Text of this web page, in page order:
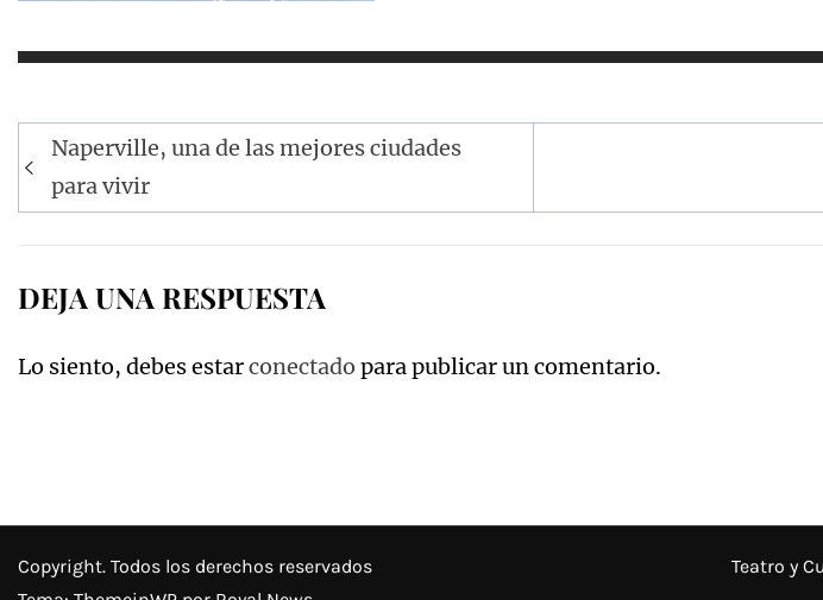
Navegación
de
entradas
Naperville, una de las mejores ciudades
para vivir
DEJA UNA RESPUESTA
Lo siento, debes estarconectado para publicar un comentario.
Copyright. Todos los derechos reservados
Teatro y